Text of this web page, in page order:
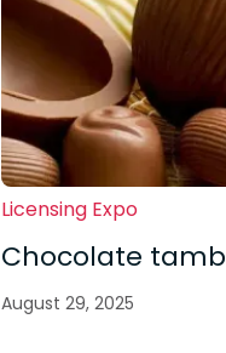
Licensing Expo
Chocolate
August 29, 2025